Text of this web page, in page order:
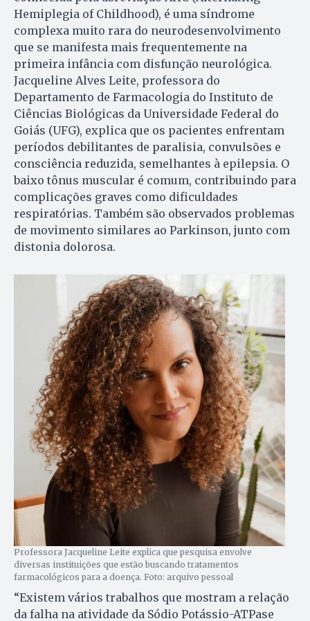
Hemiplegia of Childhood), é uma síndrome
complexa muito rara do neurodesenvolvimento
que se manifesta mais frequentemente na
primeira infância com disfunção neurológica.
Jacqueline Alves Leite, professora do
Departamento de Farmacologia do Instituto de
Ciências Biológicas da Universidade Federal do
Goiás (UFG), explica que os pacientes enfrentam
períodos debilitantes de paralisia, convulsões e
consciência reduzida, semelhantes à epilepsia. O
baixo tônus muscular é comum, contribuindo para
complicações graves como dificuldades
respiratórias. Também são observados problemas
de movimento similares ao Parkinson, junto com
distonia dolorosa.
Professora Jacqueline Leite explica que pesquisa envolve
diversas instituições que estão buscando tratamentos
farmacológicos para a doença. Foto: arquivo pessoal
“Existem vários trabalhos que mostram a relação
da falha na atividade da Sódio Potássio-ATPase